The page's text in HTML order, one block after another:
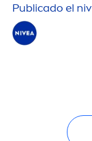
Publicado el